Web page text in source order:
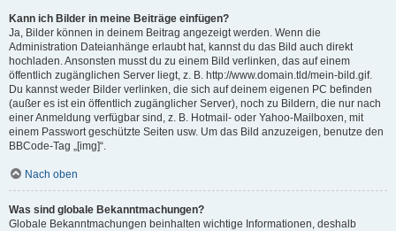
Kann ich Bilder in meine Beiträge einfügen?
Ja, Bilder können in deinem Beitrag angezeigt werden. Wenn die
Administration Dateianhänge erlaubt hat, kannst du das Bild auch direkt
hochladen. Ansonsten musst du zu einem Bild verlinken, das auf einem
öffentlich zugänglichen Server liegt, z. B. http://www.domain.tld/mein-bild.gif.
Du kannst weder Bilder verlinken, die sich auf deinem eigenen PC befinden
(außer es ist ein öffentlich zugänglicher Server), noch zu Bildern, die nur nach
einer Anmeldung verfügbar sind, z. B. Hotmail- oder Yahoo-Mailboxen, mit
einem Passwort geschützte Seiten usw. Um das Bild anzuzeigen, benutze den
BBCode-Tag „[img]“.
Nach oben
Was sind globale Bekanntmachungen?
Globale Bekanntmachungen beinhalten wichtige Informationen, deshalb